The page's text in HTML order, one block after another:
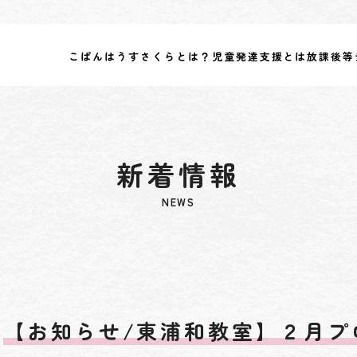
こぱんはうすさくらとは？ 児童発達支援とは放課後
新着情報
NEWS
【お知らせ/東浦和教室】２月